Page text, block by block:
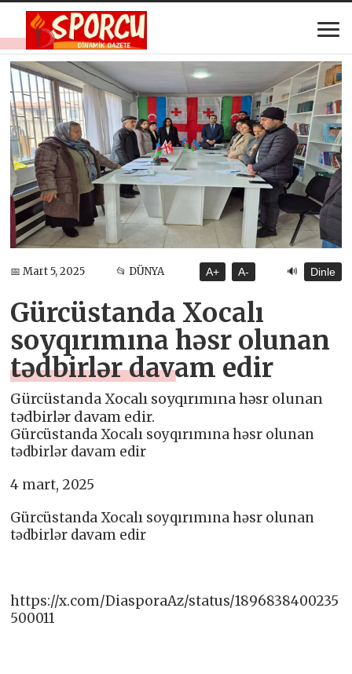
📅 Mart 5, 2025 📂 DÜNYA A+ A- 🔊 Dinle
Gürcüstanda Xocalı
soyqırımına həsr olunan
tədbirlər davam edir
Gürcüstanda Xocalı soyqırımına həsr olunan
tədbirlər davam edir.
Gürcüstanda Xocalı soyqırımına həsr olunan
tədbirlər davam edir
4 mart, 2025
Gürcüstanda Xocalı soyqırımına həsr olunan
tədbirlər davam edir
https://x.com/DiasporaAz/status/1896838400235
500011